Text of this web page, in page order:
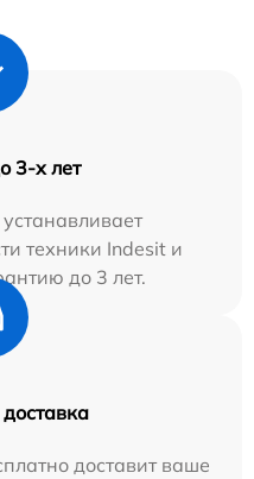
3-х лет
техники Indesit и
до 3 лет.
доставит ваше